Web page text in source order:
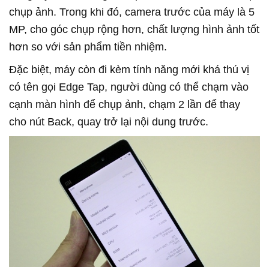
chụp ảnh. Trong khi đó, camera trước của máy là 5
MP, cho góc chụp rộng hơn, chất lượng hình ảnh tốt
hơn so với sản phẩm tiền nhiệm.
Đặc biệt, máy còn đi kèm tính năng mới khá thú vị
có tên gọi Edge Tap, người dùng có thể chạm vào
cạnh màn hình để chụp ảnh, chạm 2 lần để thay
cho nút Back, quay trở lại nội dung trước.